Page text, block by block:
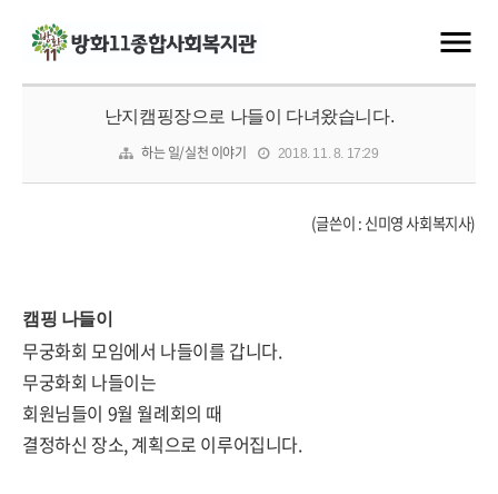
난지캠핑장으로 나들이 다녀왔습니다.
하는 일/실천 이야기 2018. 11. 8. 17:29
(글쓴이 : 신미영 사회복지사)
캠핑 나들이
무궁화회 모임에서 나들이를 갑니다.
무궁화회 나들이는
회원님들이 9월 월례회의 때
결정하신 장소, 계획으로 이루어집니다.